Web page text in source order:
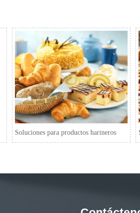
Soluciones para productos harineros